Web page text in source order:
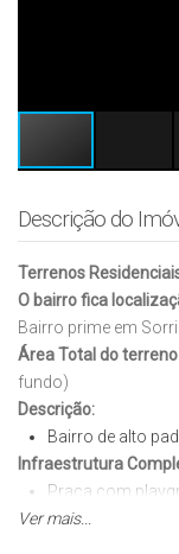
Descrição do
Terrenos
O bairro fica
Bairro prime em
Área Total do
fundo)
Descrição:
Bairro de alto
Infraestrutura
Praça com
Quadra
Ver mais...